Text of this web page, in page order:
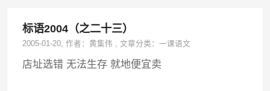
标语2004（之二十三）
2005-01-20, 作者：黄集伟 ,文章分类：一课语文
店址选错 无法生存 就地便宜卖